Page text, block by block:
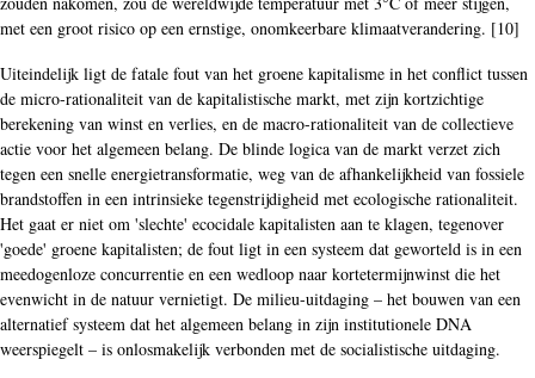
met een groot risico op een ernstige, onomkeerbare klimaatverandering. [10]
Uiteindelijk ligt de fatale fout van het groene kapitalisme in het conflict tussen
de micro-rationaliteit van de kapitalistische markt, met zijn kortzichtige
berekening van winst en verlies, en de macro-rationaliteit van de collectieve
actie voor het algemeen belang. De blinde logica van de markt verzet zich
tegen een snelle energietransformatie, weg van de afhankelijkheid van fossiele
brandstoffen in een intrinsieke tegenstrijdigheid met ecologische rationaliteit.
Het gaat er niet om 'slechte' ecocidale kapitalisten aan te klagen, tegenover
'goede' groene kapitalisten; de fout ligt in een systeem dat geworteld is in een
meedogenloze concurrentie en een wedloop naar kortetermijnwinst die het
evenwicht in de natuur vernietigt. De milieu-uitdaging – het bouwen van een
alternatief systeem dat het algemeen belang in zijn institutionele DNA
weerspiegelt – is onlosmakelijk verbonden met de socialistische uitdaging.